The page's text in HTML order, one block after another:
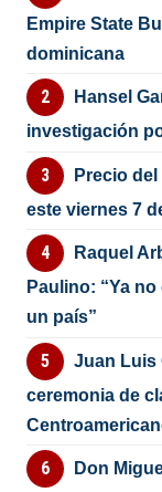
Empire State
dominicana
Hansel
investigación
Precio
este viernes 7
Raquel
Paulino: “Ya
un país”
Juan Luis
ceremonia de
Don